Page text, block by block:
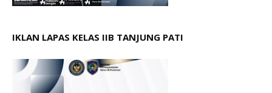
IKLAN LAPAS KELAS IIB TANJUNG PATI